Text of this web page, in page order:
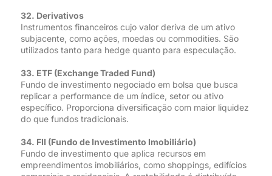
32. Derivativos
Instrumentos financeiros cujo valor deriva de um ativo
subjacente, como ações, moedas ou commodities. São
utilizados tanto para hedge quanto para especulação.
33. ETF (Exchange Traded Fund)
Fundo de investimento negociado em bolsa que busca
replicar a performance de um índice, setor ou ativo
específico. Proporciona diversificação com maior liquidez
do que fundos tradicionais.
34. FII (Fundo de Investimento Imobiliário)
Fundo de investimento que aplica recursos em
empreendimentos imobiliários, como shoppings, edifícios